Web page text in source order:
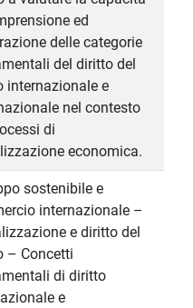
ed
delle categorie
del diritto del
internazionale e
nel contesto
di
economica.
sostenibile e
internazionale –
e diritto del
– Concetti
di diritto
e